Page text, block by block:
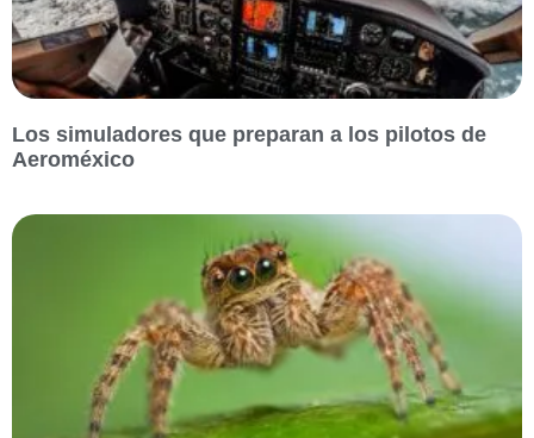
Los simuladores que preparan a los pilotos de
Aeroméxico